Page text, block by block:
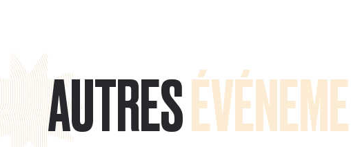
AUTRES